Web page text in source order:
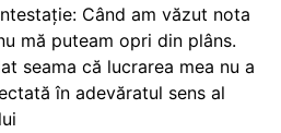
Când am văzut nota
mă puteam opri din plâns.
seama că lucrarea mea nu a
în adevăratul sens al